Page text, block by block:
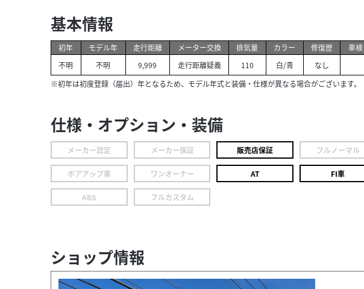
基本情報
初年
不明
モデル年
不明
走行距離
9,999
メーター交換
走行距離疑義
排気量
110
カラー
白/青
修復歴
なし
車検
※初年は初度登録（届出）年となるため、モデル年式と装備・仕様が異なる場合がございます。
仕様・オプション・装備
メーカー認定 メーカー保証 販売店保証 フルノーマル
ボアアップ車 ワンオーナー AT FI車
ABS フルカスタム
ショップ情報